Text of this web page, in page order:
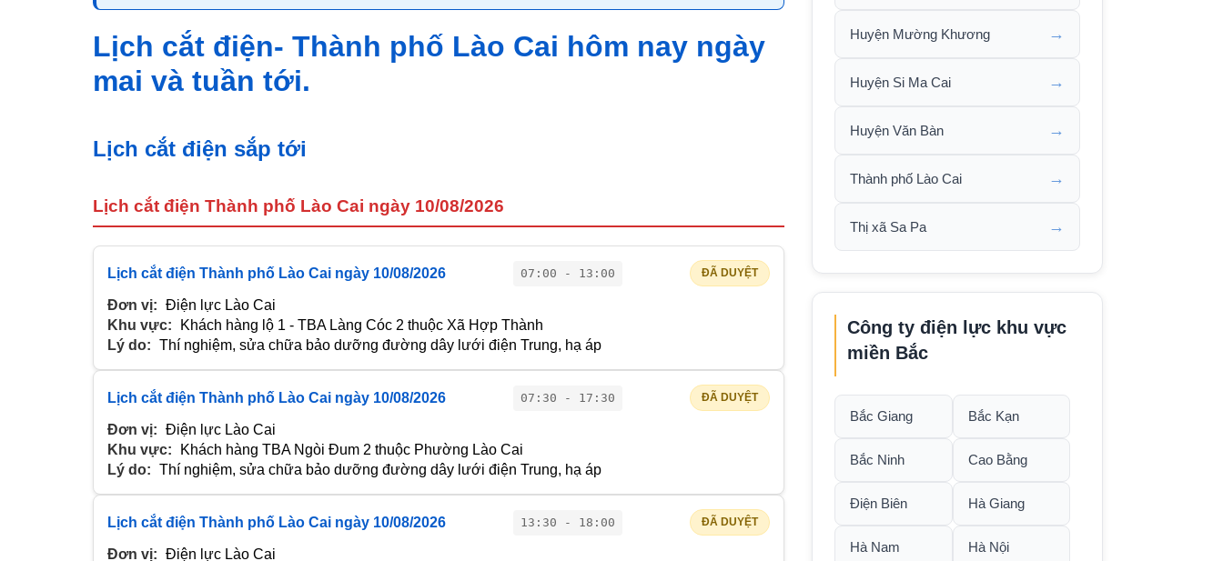
Lịch cắt điện- Thành phố Lào Cai hôm nay ngày
mai và tuần tới.
Lịch cắt điện sắp tới
Lịch cắt điện Thành phố Lào Cai ngày 10/08/2026
Lịch cắt điện Thành phố Lào Cai ngày 10/08/2026 07:00 - 13:00 ĐÃ DUYỆT
Đơn vị: Điện lực Lào Cai
Khu vực:
Khách hàng lộ 1 - TBA Làng Cóc 2 thuộc Xã Hợp Thành
Lý do: Thí nghiệm, sửa chữa bảo dưỡng đường dây lưới điện Trung, hạ áp
Lịch cắt điện Thành phố Lào Cai ngày 10/08/2026 07:30 - 17:30 ĐÃ DUYỆT
Đơn vị: Điện lực Lào Cai
Khu vực:
Khách hàng TBA Ngòi Đum 2 thuộc Phường Lào Cai
Lý do: Thí nghiệm, sửa chữa bảo dưỡng đường dây lưới điện Trung, hạ áp
Lịch cắt điện Thành phố Lào Cai ngày 10/08/2026 13:30 - 18:00 ĐÃ DUYỆT
Đơn vị: Điện lực Lào Cai
Huyện Mường Khương →
Huyện Si Ma Cai →
Huyện Văn Bàn →
Thành phố Lào Cai →
Thị xã Sa Pa →
Công ty điện lực khu vực
miền Bắc
Bắc Giang Bắc Kạn
Bắc Ninh Cao Bằng
Điện Biên Hà Giang
Hà Nam Hà Nội